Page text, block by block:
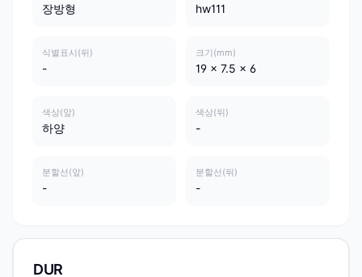
장방형 hw111
식별표시(뒤)
-
크기(mm)
19 x 7.5 x 6
색상(앞)
하양
색상(뒤)
-
분할선(앞)
-
분할선(뒤)
-
DUR